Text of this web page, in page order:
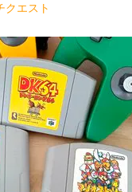
クエスト